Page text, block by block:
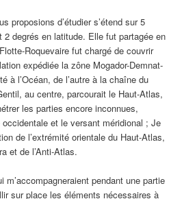
proposions d’étudier s’étend sur 5
2 degrés en latitude. Elle fut partagée en
Roquevaire fut chargé de couvrir
expédiée la zône Mogador-Demnat-
à l’Océan, de l’autre à la chaîne du
au centre, parcourait le Haut-Atlas,
les parties encore inconnues,
occidentale et le versant méridional ; Je
de l’extrémité orientale du Haut-Atlas,
et de l’Anti-Atlas.
m’accompagneraient pendant une partie
sur place les éléments nécessaires à